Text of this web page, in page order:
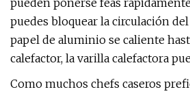
pueden ponerse feas
puedes bloquear la circulación
papel de aluminio se caliente
calefactor, la varilla calefactora
Como muchos chefs caseros